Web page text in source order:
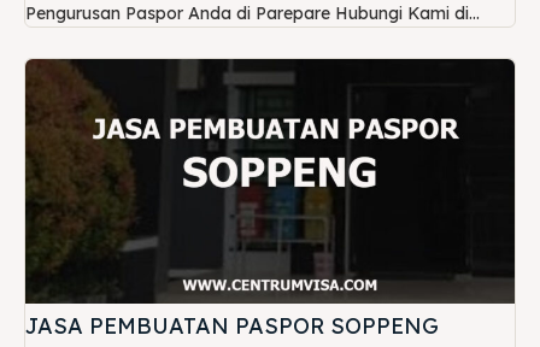
Pengurusan Paspor Anda di Parepare Hubungi Kami di...
JASA PEMBUATAN PASPOR SOPPENG